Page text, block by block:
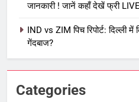
जानकारी ! जानें कहाँ देखें फ्री
IND vs ZIM पिच रिपोर्ट: दिल्ली में
गेंदबाज?
Categories
IPL
8